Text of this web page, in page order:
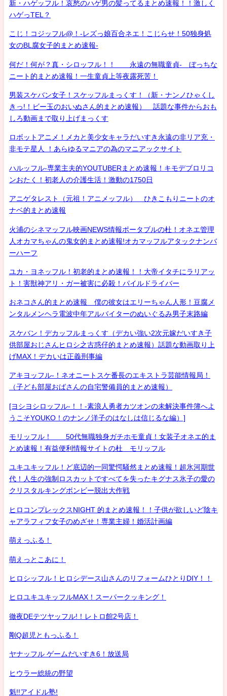
新・ハゲッフル！哀愁のハゲ男の髪ってるまとめ速報！！激しく
ハゲっTEL？
こじ！コジッフル@！-レズっ娘百合ネエ！こじらせ！50独身処
女のBL腐女子的まとめ速報-
何だ！何が？真・シロッフル！！ 永遠の無職童貞- ぼっちな
ニート的まとめ速報！一生童貞上等夜露死苦！
男装スケバン女子！スケッフルまっくす！（新・ナンノひゃくし
きっ!！ビー玉のおいぬさん的まとめ速報） 話題な事件からおも
しろ動画まで取り上げまっくす
ロボットアニメ！メカと美少女キャラだいすき永遠の非リア充・
非モテ星人 ！あらゆるマニアの為のマニアックサイト
ハルッフル-専業主夫的YOUTUBERまとめ速報！キモデブロリコ
ンおたく！初老人の介護生活！激動の1750日
アニゲタレスト（元祖！アニメッフル） ひきこもりニートのオ
ナベ的まとめ速報
火浦のシネマッフル映画NEWS情報ポータブルの杜！オネエ管理
人オカマちゃんの鬼女的まとめ速報!オカマッフルアタックナンバ
ーハーフ
ユカ・ヨネッフル！初老的まとめ速報！！大帝イタチにラリアッ
ト！害獣神アリ・ガー被害に必殺！パイルドライバー
おネコさん的まとめ速報 僕の彼女はエリーちゃん人形！豆腐メ
ンタルメンヘラ電波中年アルバイターのぬいぐるみ男子末路編
スケバン！デカッフルまっくす（デカい強い2次元嫁だいすき子
供部屋おじさんヒロシ之古惑仔的まとめ速報）話題な動画取り上
げMAX！デカいは正義刑事編
アキヨッフル-！ネオニートスケ番長のエキストラ芸能情報局！
（子ども部屋おばさんの自宅警備員的まとめ速報）
[ヨシヨシロッフル-！！-素浪人勇者カツオンの未解決事件簿へよ
うこそYOUKO！のナンノ洋子のはなしは信じるな編）]
モリッフル！ 50代無職独身ガチホモ童貞！女装子オネエ的ま
とめ速報！有益便利情報サイトの杜 モリッフル
ユキユキッフル！ど底辺的一同驚愕騒然まとめ速報！超氷河期世
代！人生の強制ロスカットですべてを失ったキグナス氷子の愛の
クリスタルキングボンビー脱出大作戦
ヒロコンプレックスNIGHT 的まとめ速報！！子供が欲しいど陰キ
ャアラフィフ女子のめざせ！専業主婦！婚活計画編
萌えっふる！
萌えっとこあに！
ヒロシッフル！ヒロシデース山さんのリフォームひとりDIY！！
ヒロユキユキッフルMAX！スーパークッキング！
徹夜DEテツヤッフル!！レトロ館2号店！
剛Q超児ともっふる！
ヤナッフル ゲームだいすき6！放送局
ヒウラー総統の野望
魁!!アイドル塾!